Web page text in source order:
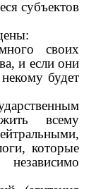
субъектов
своих
и если они
будет
всему
которые